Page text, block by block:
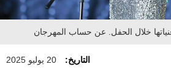
خلال الحفل. عن حساب المهرجان
التاريخ: 20 يوليو 2025